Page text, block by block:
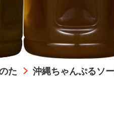
た 沖縄ちゃんぷるソ